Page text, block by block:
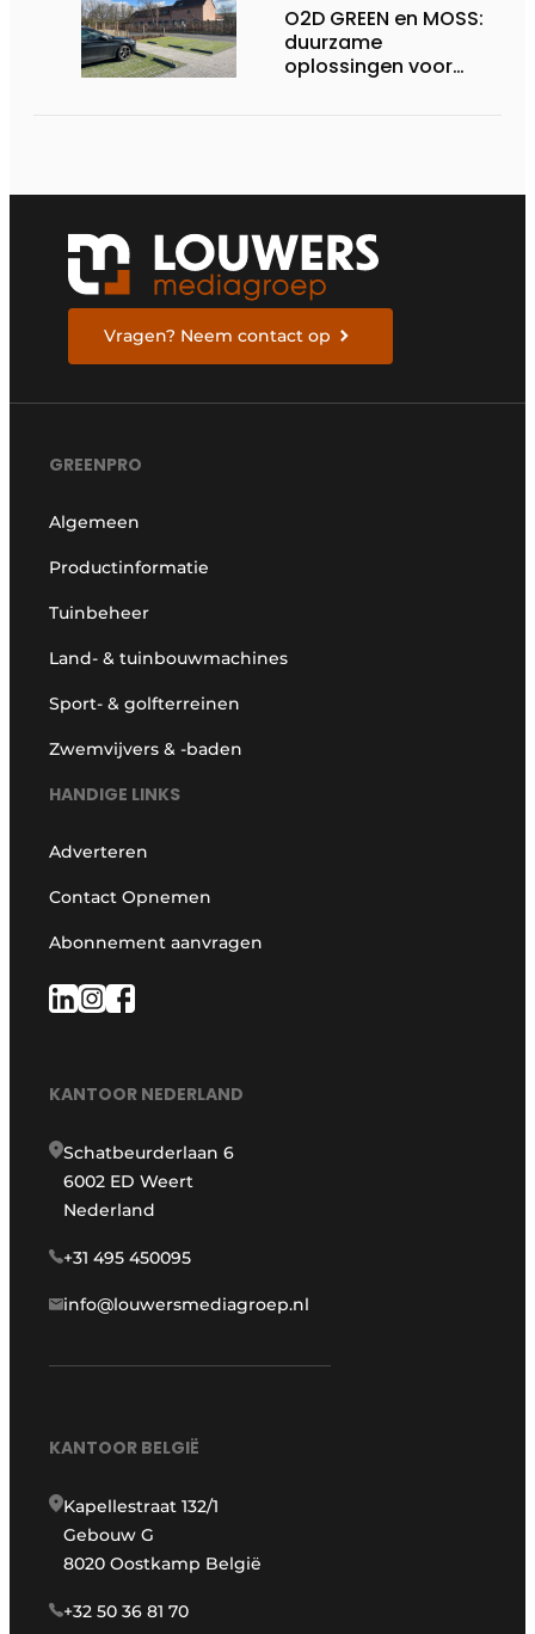
O2D GREEN en MOSS:
duurzame
oplossingen voor
Vragen? Neem contact op
GREENPRO
Algemeen
Productinformatie
Tuinbeheer
Land- & tuinbouwmachines
Sport- & golfterreinen
Zwemvijvers & -baden
HANDIGE LINKS
Adverteren
Contact Opnemen
Abonnement aanvragen
KANTOOR NEDERLAND
Schatbeurderlaan 6
6002 ED Weert
Nederland
+31 495 450095
info@louwersmediagroep.nl
KANTOOR BELGIË
Kapellestraat 132/1
Gebouw G
8020 Oostkamp België
+32 50 36 81 70